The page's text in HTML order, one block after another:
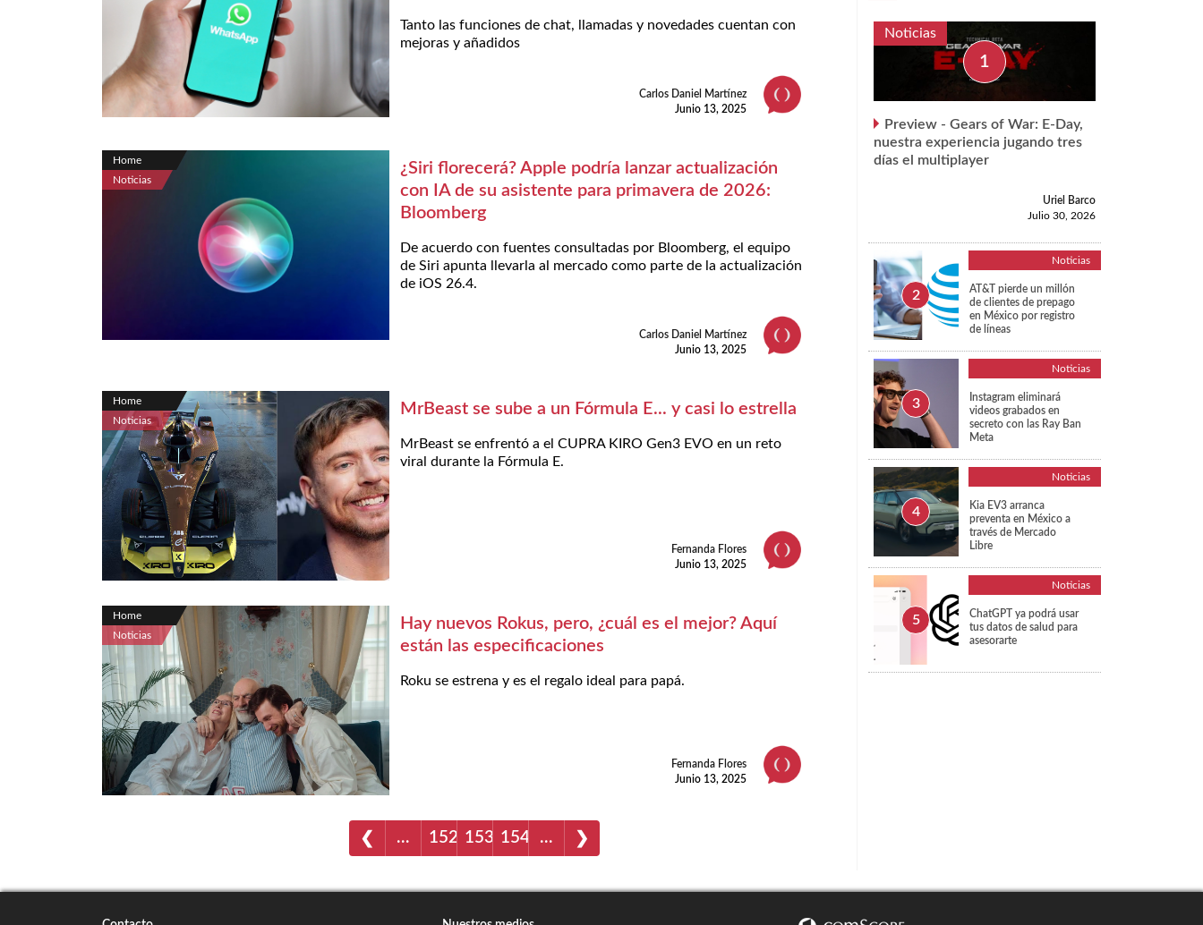
Tanto las funciones de chat, llamadas y novedades cuentan con
mejoras y añadidos
Carlos Daniel Martínez
Junio 13, 2025
Home
Noticias
¿Siri florecerá? Apple podría lanzar actualización
con IA de su asistente para primavera de 2026:
Bloomberg
De acuerdo con fuentes consultadas por Bloomberg, el equipo
de Siri apunta llevarla al mercado como parte de la actualización
de iOS 26.4.
Carlos Daniel Martínez
Junio 13, 2025
Home
Noticias
MrBeast se sube a un Fórmula E... y casi lo estrella
MrBeast se enfrentó a el CUPRA KIRO Gen3 EVO en un reto
viral durante la Fórmula E.
Fernanda Flores
Junio 13, 2025
Home
Noticias
Hay nuevos Rokus, pero, ¿cuál es el mejor? Aquí
están las especificaciones
Roku se estrena y es el regalo ideal para papá.
Fernanda Flores
Junio 13, 2025
❮ … 152 153 154 … ❯
Noticias
Preview - Gears of War: E-Day,
nuestra experiencia jugando tres
días el multiplayer
Uriel Barco
Julio 30, 2026
Noticias
AT&T pierde un millón
de clientes de prepago
en México por registro
de líneas
Noticias
Instagram eliminará
videos grabados en
secreto con las Ray Ban
Meta
Noticias
Kia EV3 arranca
preventa en México a
través de Mercado
Libre
Noticias
ChatGPT ya podrá usar
tus datos de salud para
asesorarte